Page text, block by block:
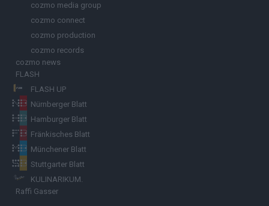
cozmo media group
cozmo connect
cozmo production
cozmo records
cozmo news
FLASH
FLASH UP
Nürnberger Blatt
Hamburger Blatt
Fränkisches Blatt
Münchener Blatt
Stuttgarter Blatt
KULINARIKUM.
Raffi Gasser